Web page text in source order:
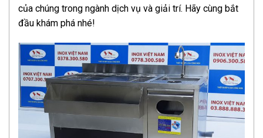
của chúng trong ngành dịch vụ và giải trí. Hãy cùng bắt
đầu khám phá nhé!